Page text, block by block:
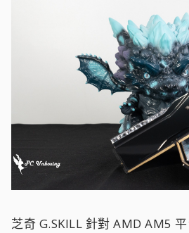
芝奇 G.SKILL 針對 AMD AM5